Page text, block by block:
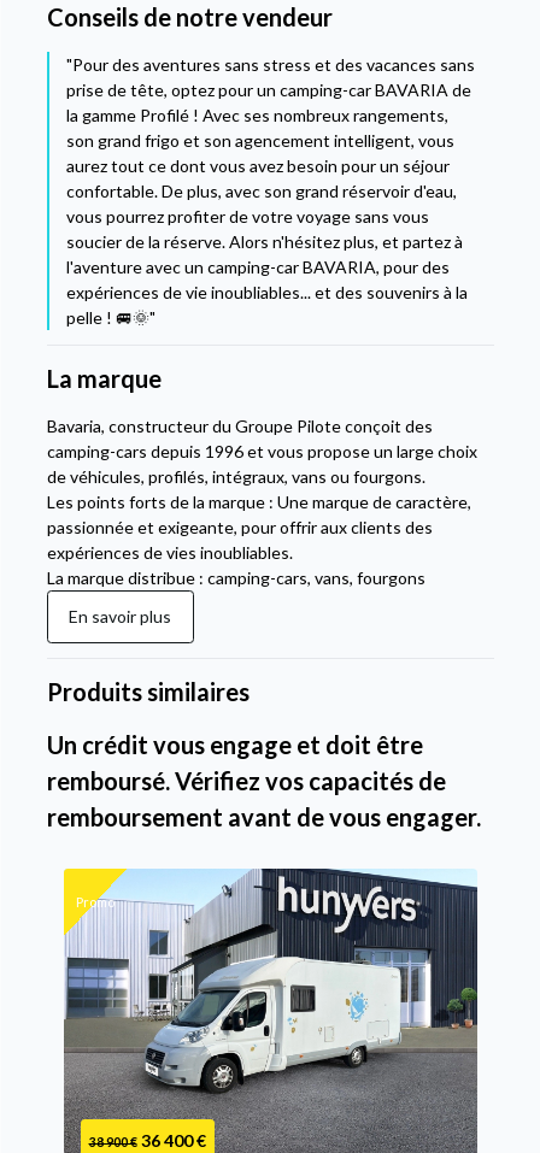
Conseils de notre vendeur
"Pour des aventures sans stress et des vacances sans
prise de tête, optez pour un camping-car BAVARIA de
la gamme Profilé ! Avec ses nombreux rangements,
son grand frigo et son agencement intelligent, vous
aurez tout ce dont vous avez besoin pour un séjour
confortable. De plus, avec son grand réservoir d'eau,
vous pourrez profiter de votre voyage sans vous
soucier de la réserve. Alors n'hésitez plus, et partez à
l'aventure avec un camping-car BAVARIA, pour des
expériences de vie inoubliables... et des souvenirs à la
pelle ! 🚐🌞"
La marque
Bavaria, constructeur du Groupe Pilote conçoit des
camping-cars depuis 1996 et vous propose un large choix
de véhicules, profilés, intégraux, vans ou fourgons.
Les points forts de la marque : Une marque de caractère,
passionnée et exigeante, pour offrir aux clients des
expériences de vies inoubliables.
La marque distribue : camping-cars, vans, fourgons
En savoir plus
Produits similaires
Un crédit vous engage et doit être
remboursé. Vérifiez vos capacités de
remboursement avant de vous engager.
Promo
38 900 € 36 400 €